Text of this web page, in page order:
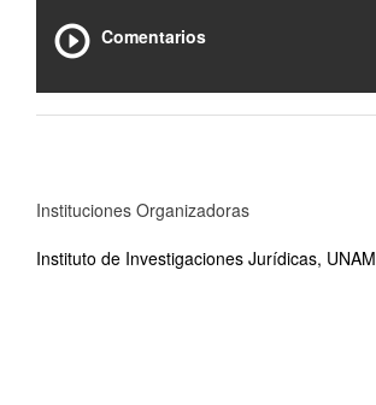
Comentarios
Instituciones Organizadoras
Instituto de Investigaciones Jurídicas, UNAM